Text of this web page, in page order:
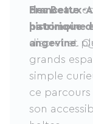
des Beaux-
historique
discret et
Francette
patrimoine
angevine.
grands
simple
ce parcours
son